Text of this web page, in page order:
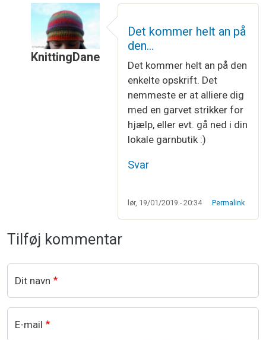
KnittingDane
PindestørrelseafKarina
Det kommer helt an på
den…
Det kommer helt an på den
enkelte opskrift. Det
nemmeste er at alliere dig
med en garvet strikker for
hjælp, eller evt. gå ned i din
lokale garnbutik :)
Svar
lør, 19/01/2019 - 20:34 Permalink
Tilføj kommentar
Dit navn
E-mail